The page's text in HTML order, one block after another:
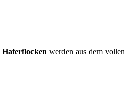
Haferflocken werden aus dem vollen